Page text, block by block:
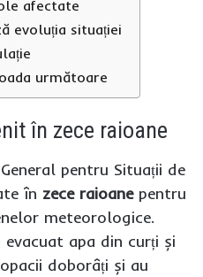
afectate
evoluția situației
următoare
în zece raioane
pentru Situații de
în zece raioanepentru
meteorologice.
apa din curți și
doborâți și au